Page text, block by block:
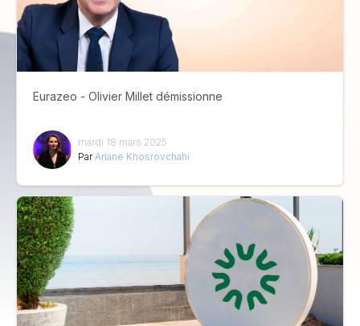
Eurazeo - Olivier Millet démissionne
mardi 18 mars 2025
Par Ariane Khosrovchahi